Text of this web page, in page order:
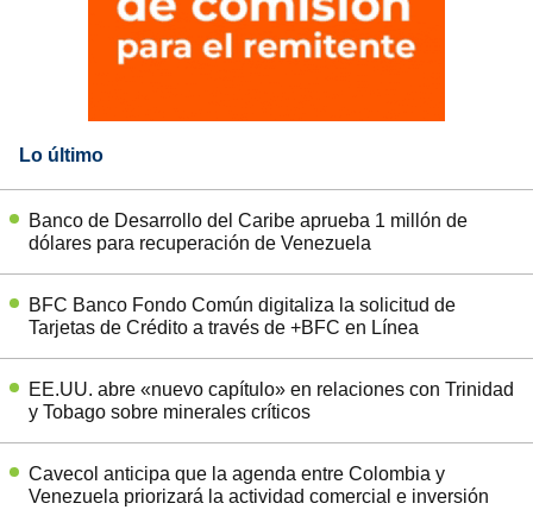
Lo último
Banco de Desarrollo del Caribe aprueba 1 millón de
dólares para recuperación de Venezuela
BFC Banco Fondo Común digitaliza la solicitud de
Tarjetas de Crédito a través de +BFC en Línea
EE.UU. abre «nuevo capítulo» en relaciones con Trinidad
y Tobago sobre minerales críticos
Cavecol anticipa que la agenda entre Colombia y
Venezuela priorizará la actividad comercial e inversión